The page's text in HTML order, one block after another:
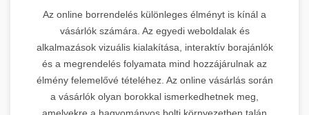
Az online borrendelés különleges élményt is kínál a
vásárlók számára. Az egyedi weboldalak és
alkalmazások vizuális kialakítása, interaktív borajánlók
és a megrendelés folyamata mind hozzájárulnak az
élmény felemelővé tételéhez. Az online vásárlás során
a vásárlók olyan borokkal ismerkedhetnek meg,
amelyekre a hagyományos bolti környezetben talán